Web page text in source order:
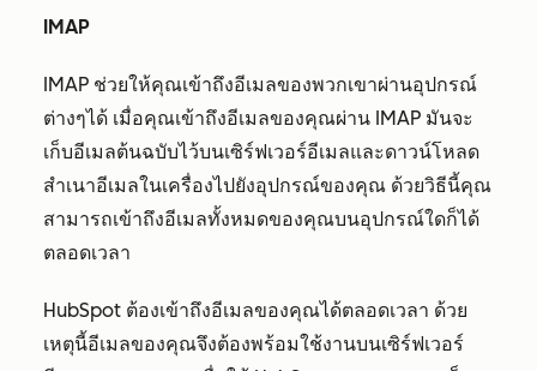
IMAP
IMAP ช่วยให้คุณเข้าถึงอีเมลของพวกเขาผ่านอุปกรณ์
ต่างๆได้ เมื่อคุณเข้าถึงอีเมลของคุณผ่าน IMAP มันจะ
เก็บอีเมลต้นฉบับไว้บนเซิร์ฟเวอร์อีเมลและดาวน์โหลด
สำเนาอีเมลในเครื่องไปยังอุปกรณ์ของคุณ ด้วยวิธีนี้คุณ
สามารถเข้าถึงอีเมลทั้งหมดของคุณบนอุปกรณ์ใดก็ได้
ตลอดเวลา
HubSpot ต้องเข้าถึงอีเมลของคุณได้ตลอดเวลา ด้วย
เหตุนี้อีเมลของคุณจึงต้องพร้อมใช้งานบนเซิร์ฟเวอร์